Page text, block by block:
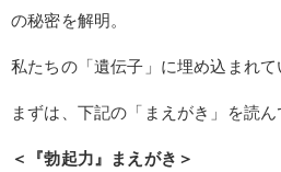
の秘密を解明。
私たちの「遺伝子」に埋め込まれて
まずは、下記の「まえがき」を読ん
＜『勃起力』まえがき＞